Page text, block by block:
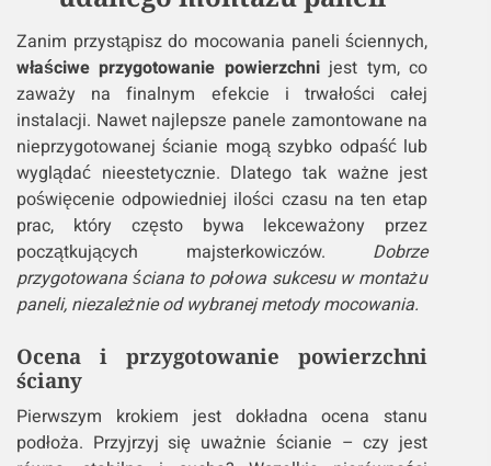
Zanim przystąpisz do mocowania paneli ściennych,
właściwe przygotowanie powierzchnijest tym, co
zaważy na finalnym efekcie i trwałości całej
instalacji. Nawet najlepsze panele zamontowane na
nieprzygotowanej ścianie mogą szybko odpaść lub
wyglądać nieestetycznie. Dlatego tak ważne jest
poświęcenie odpowiedniej ilości czasu na ten etap
prac, który często bywa lekceważony przez
początkujących majsterkowiczów. Dobrze
przygotowana ściana to połowa sukcesu w montażu
paneli, niezależnie od wybranej metody mocowania.
Ocena i przygotowanie powierzchni
ściany
Pierwszym krokiem jest dokładna ocena stanu
podłoża. Przyjrzyj się uważnie ścianie – czy jest